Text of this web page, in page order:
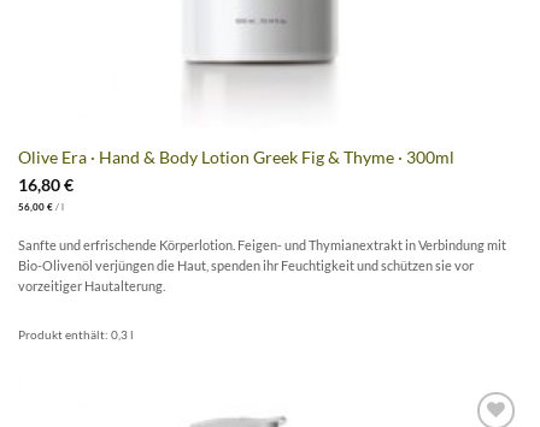
Olive Era · Hand & Body Lotion Greek Fig & Thyme · 300ml
16,80€
56,00 €/ l
Sanfte und erfrischende Körperlotion. Feigen- und Thymianextrakt in Verbindung mit
Bio-Olivenöl verjüngen die Haut, spenden ihr Feuchtigkeit und schützen sie vor
vorzeitiger Hautalterung.
Produkt enthält: 0,3l